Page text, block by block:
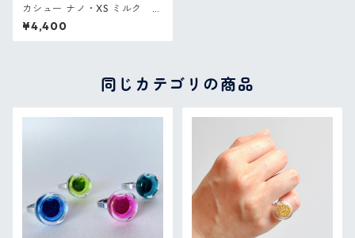
カシュー ナノ・XS ミルク P
ylones フランス ガラスのリン
グ
¥4,400
同じカテゴリの商品